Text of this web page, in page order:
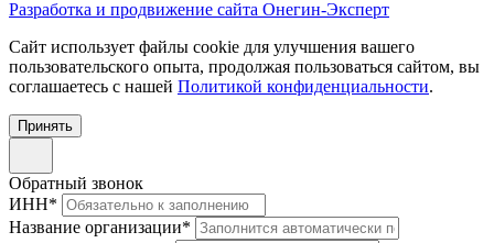
Разработка и продвижение сайта Онегин-Эксперт
Cайт использует файлы cookie для улучшения вашего
пользовательского опыта, продолжая пользоваться сайтом, вы
соглашаетесь с нашей Политикой конфиденциальности.
Принять
Обратный звонок
ИНН*
Название организации*